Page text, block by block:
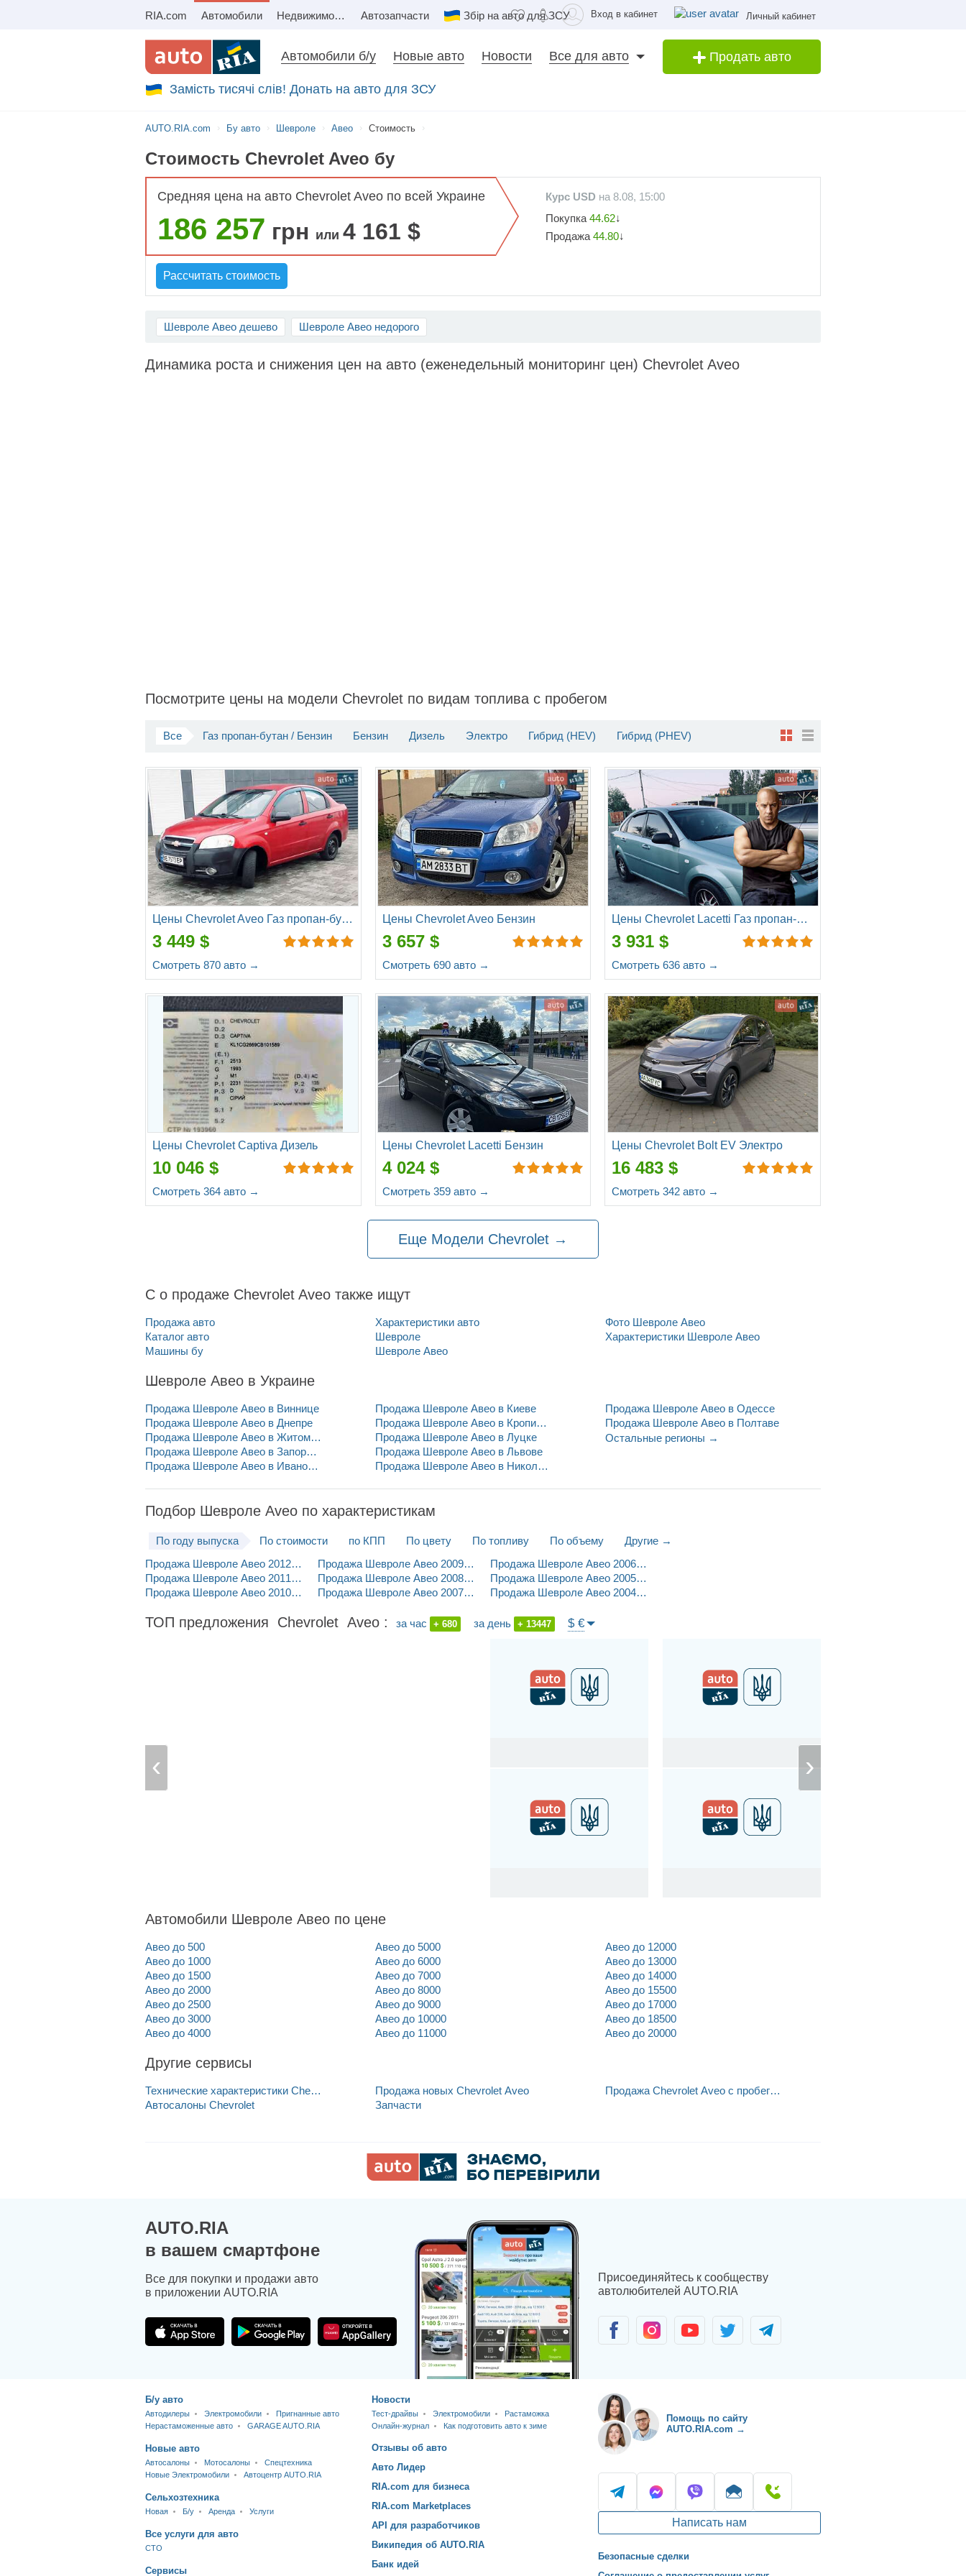
Вход в кабинет Личный кабинет
RIA.com Автомобили Недвижимость Автозапчасти Збір на авто для ЗСУ
Продать авто
Автомобили б/у Новые авто Новости Все для авто
Замість тисячі слів! Донать на авто для ЗСУ
AUTO.RIA.com Бу авто Шевроле Авео Стоимость
Cтоимость Chevrolet Aveo бу
Средняя цена на авто Chevrolet Aveo по всей Украине
186 257 грн или 4 161 $
Курс USD на 8.08, 15:00
Покупка 44.62↓
Продажа 44.80↓
Рассчитать стоимость
Шевроле Авео дешево Шевроле Авео недорого
Динамика роста и снижения цен на авто (еженедельный мониторинг цен) Chevrolet Aveo
Посмотрите цены на модели Chevrolet по видам топлива c пробегом
Все Газ пропан-бутан / Бензин Бензин Дизель Электро Гибрид (HEV) Гибрид (PHEV)
Цены Chevrolet Aveo Газ пропан-бутан / Бензин
3 449 $
Смотреть 870 авто →
Цены Chevrolet Aveo Бензин
3 657 $
Смотреть 690 авто →
Цены Chevrolet Lacetti Газ пропан-бутан / Бензин
3 931 $
Смотреть 636 авто →
Цены Chevrolet Captiva Дизель
10 046 $
Смотреть 364 авто →
Цены Chevrolet Lacetti Бензин
4 024 $
Смотреть 359 авто →
Цены Chevrolet Bolt EV Электро
16 483 $
Смотреть 342 авто →
Еще Модели Chevrolet →
С о продаже Chevrolet Aveo также ищут
Продажа авто
Каталог авто
Машины бу
Характеристики авто
Шевроле
Шевроле Авео
Фото Шевроле Авео
Характеристики Шевроле Авео
Шевроле Авео в Украине
Продажа Шевроле Авео в Виннице
Продажа Шевроле Авео в Днепре
Продажа Шевроле Авео в Житомире
Продажа Шевроле Авео в Запорожье
Продажа Шевроле Авео в Ивано-Франковске
Продажа Шевроле Авео в Киеве
Продажа Шевроле Авео в Кропивницком
Продажа Шевроле Авео в Луцке
Продажа Шевроле Авео в Львове
Продажа Шевроле Авео в Николаеве
Продажа Шевроле Авео в Одессе
Продажа Шевроле Авео в Полтаве
Остальные регионы →
Подбор Шевроле Aveo по характеристикам
По году выпуска По стоимости по КПП По цвету По топливу По объему
Другие →
Продажа Шевроле Авео 2012 года
Продажа Шевроле Авео 2011 года
Продажа Шевроле Авео 2010 года
Продажа Шевроле Авео 2009 года
Продажа Шевроле Авео 2008 года
Продажа Шевроле Авео 2007 года
Продажа Шевроле Авео 2006 года
Продажа Шевроле Авео 2005 года
Продажа Шевроле Авео 2004 года
ТОП предложения Chevrolet Aveo : за час + 680 за день + 13447 $ €
44.80 ↓
51.94 ↓
Автомобили Шевроле Авео по цене
Авео до 500
Авео до 1000
Авео до 1500
Авео до 2000
Авео до 2500
Авео до 3000
Авео до 4000
Авео до 5000
Авео до 6000
Авео до 7000
Авео до 8000
Авео до 9000
Авео до 10000
Авео до 11000
Авео до 12000
Авео до 13000
Авео до 14000
Авео до 15500
Авео до 17000
Авео до 18500
Авео до 20000
Другие сервисы
Технические характеристики Chevrolet Aveo
Автосалоны Chevrolet
Продажа новых Chevrolet Aveo
Запчасти
Продажа Chevrolet Aveo с пробегом
AUTO.RIA
в вашем смартфоне
Все для покупки и продажи авто
в приложении AUTO.RIA
Присоединяйтесь к сообществу
автолюбителей AUTO.RIA
Б/у авто
Автодилеры Электромобили
Пригнанные авто
Нерастаможенные авто
GARAGE AUTO.RIA
Новые авто
Автосалоны Мотосалоны
Спецтехника
Новые Электромобили
Автоцентр AUTO.RIA
Сельхозтехника
Новая Б/у Аренда Услуги
Все услуги для авто
CTO
Сервисы
Новости
Тест-драйвы Электромобили
Растаможка
Онлайн-журнал
Как подготовить авто к зиме
Отзывы об авто
Авто Лидер
RIA.com для бизнеса
RIA.com Marketplaces
API для разработчиков
Википедия об AUTO.RIA
Банк идей
Помощь по сайту
AUTO.RIA.com →
Написать нам
Безопасные сделки